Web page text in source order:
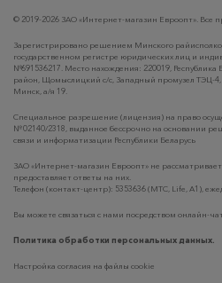
© 2019-2026 ЗАО «Интернет-магазин Евроопт». Все
Зарегистрировано решением Минского
государственном регистре юридических лиц и
№691536217. Место нахождения: 220019,
район, Щомыслицкий с/с, Западный промузел ТЭЦ-4,
Минск, а/я 19.
Специальное разрешение (лицензия) на право
№ 02140/2318, выданное бессрочно на основании
связи и информатизации Республики Беларусь
ЗАО «Интернет-магазин Евроопт» не
предоставляет ответы на них.
Телефон (контакт-центр): 5353636 (MTC, Life, A1),
Вы можете связаться с нами посредством онлайн-
Политика обработки персональных данных.
Настройка согласия на файлы cookie